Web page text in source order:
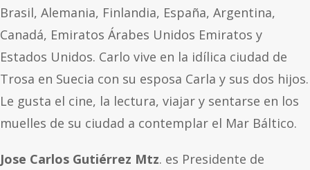
Brasil, Alemania, Finlandia, España, Argentina,
Canadá, Emiratos Árabes Unidos Emiratos y
Estados Unidos. Carlo vive en la idílica ciudad de
Trosa en Suecia con su esposa Carla y sus dos hijos.
Le gusta el cine, la lectura, viajar y sentarse en los
muelles de su ciudad a contemplar el Mar Báltico.
Jose Carlos Gutiérrez Mtz. es Presidente de